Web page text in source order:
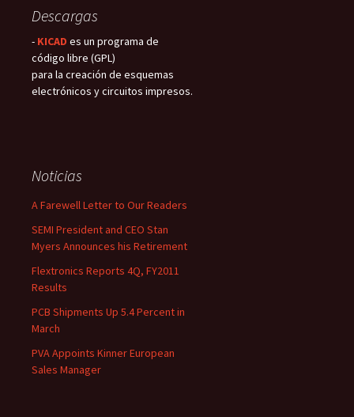
Descargas
- KICAD es un programa de
código libre (GPL)
para la creación de esquemas
electrónicos y circuitos impresos.
Noticias
A Farewell Letter to Our Readers
SEMI President and CEO Stan
Myers Announces his Retirement
Flextronics Reports 4Q, FY2011
Results
PCB Shipments Up 5.4 Percent in
March
PVA Appoints Kinner European
Sales Manager